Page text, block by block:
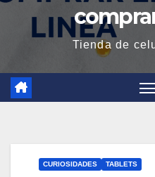
Tienda de
CURIOSIDADES TABLETS